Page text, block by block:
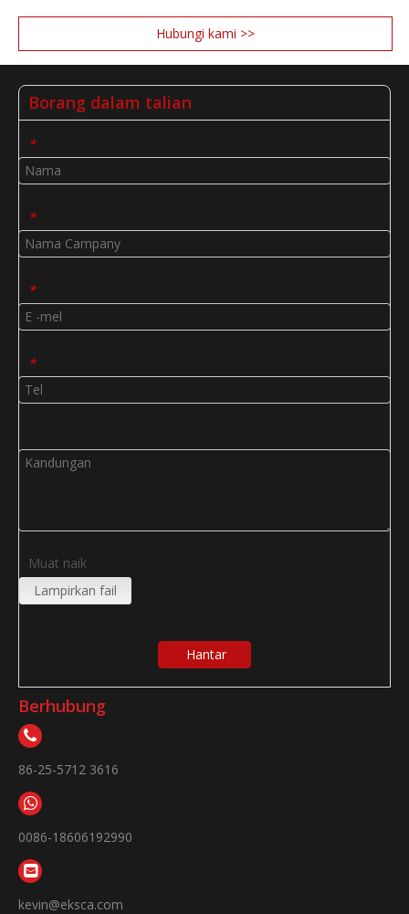
Hubungi kami >>
Borang dalam talian
*
*
*
*
Muat naik
Lampirkan fail
Hantar
Berhubung
86-25-5712 3616
0086-18606192990
kevin@eksca.com